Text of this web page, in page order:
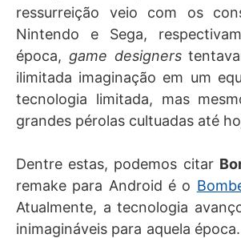
ressurreição veio com os
Nintendo e Sega,
época, game designers
ilimitada imaginação em um
tecnologia limitada, mas
grandes pérolas cultuadas até
Dentre estas, podemos citar
remake para Android é o
Atualmente, a tecnologia
inimagináveis para aquela